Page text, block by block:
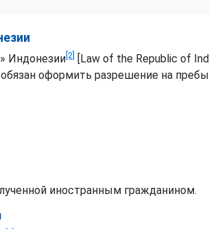
Индонезии[2]
[Law of the Republic of
оформить разрешение на
иностранным гражданином.